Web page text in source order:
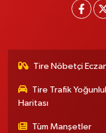
Tire Nöbetçi
Tire Trafik
Haritası
Tüm Manşetler